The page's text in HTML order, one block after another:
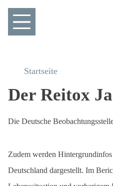
Startseite
Der Reitox
Die Deutsche
Zudem werden
Deutschland dargestellt. Im